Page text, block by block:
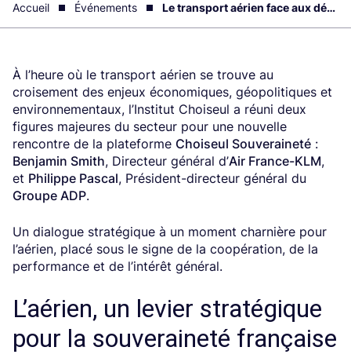
Accueil Événements Le transport aérien face aux défis de la souveraineté et de la compétitivité
À l’heure où le transport aérien se trouve au
croisement des enjeux économiques, géopolitiques et
environnementaux, l’Institut Choiseul a réuni deux
figures majeures du secteur pour une nouvelle
rencontre de la plateforme Choiseul Souveraineté :
Benjamin Smith, Directeur général d’Air France-KLM,
et Philippe Pascal, Président-directeur général du
Groupe ADP.
Un dialogue stratégique à un moment charnière pour
l’aérien, placé sous le signe de la coopération, de la
performance et de l’intérêt général.
L’aérien, un levier stratégique
pour la souveraineté française